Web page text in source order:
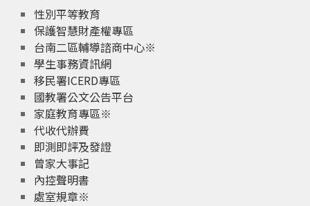
性別平等教育
保護智慧財產權專區
台南二區輔導諮商中心※
學生事務資訊網
移民署ICERD專區
國教署公文公告平台
家庭教育專區※
代收代辦費
即測即評及發證
曾家大事記
內控聲明書
處室規章※